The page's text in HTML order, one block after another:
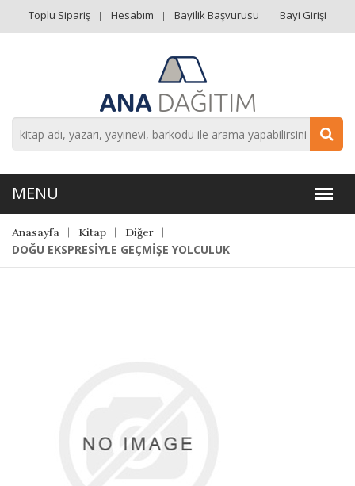
Toplu Sipariş Hesabım Bayilik Başvurusu Bayi Girişi
Anasayfa Kitap Diğer
DOĞU EKSPRESİYLE GEÇMİŞE YOLCULUK